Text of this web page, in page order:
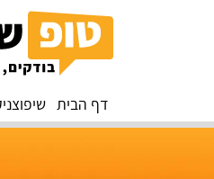
דף הבית